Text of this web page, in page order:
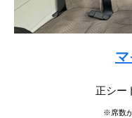
正シー
※席数